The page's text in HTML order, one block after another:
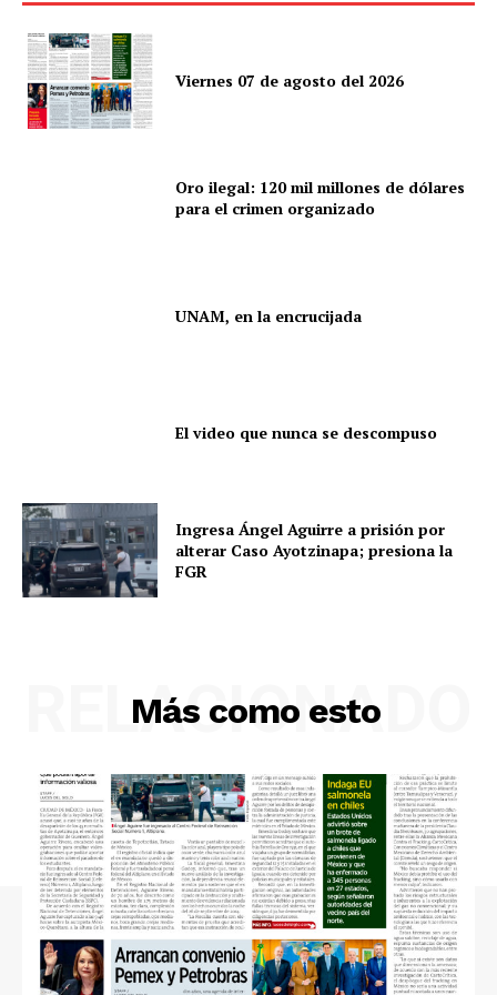
Mi cuenta
Viernes 07 de agosto del 2026
Oro ilegal: 120 mil millones de dólares
para el crimen organizado
UNAM, en la encrucijada
El video que nunca se descompuso
Ingresa Ángel Aguirre a prisión por
alterar Caso Ayotzinapa; presiona la
FGR
Más como esto
RELACIONADO